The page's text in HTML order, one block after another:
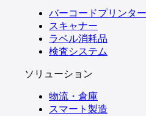
バーコードプリンター
スキャナー
ラベル消耗品
検査システム
ソリューション
物流・倉庫
スマート製造